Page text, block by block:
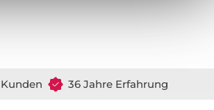
36 Jahre Erfahrung